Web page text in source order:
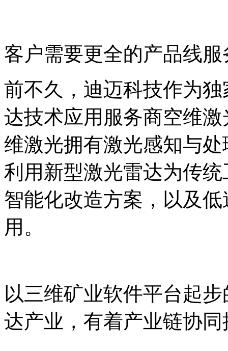
客户需要更全的产品线服
前不久，迪迈科技作为
达技术应用服务商空维
维激光拥有激光感知与
利用新型激光雷达为传
智能化改造方案，以及
用。
以三维矿业软件平台起
达产业，有着产业链协